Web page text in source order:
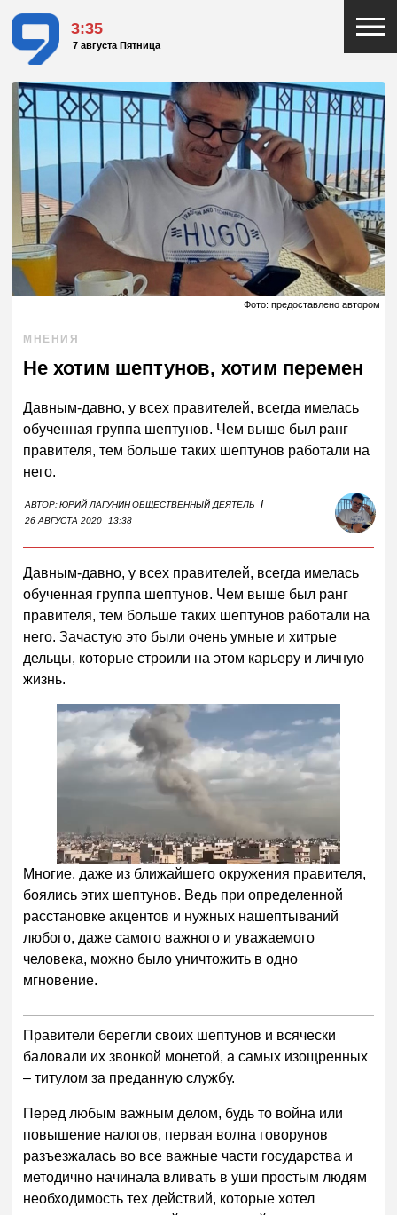
3:35
7 августа Пятница
Фото: предоставлено автором
МНЕНИЯ
Не хотим шептунов, хотим перемен
Давным-давно, у всех правителей, всегда имелась
обученная группа шептунов. Чем выше был ранг
правителя, тем больше таких шептунов работали на
него.
АВТОР:ЮРИЙ ЛАГУНИНОБЩЕСТВЕННЫЙ ДЕЯТЕЛЬ I
26 АВГУСТА 2020 13:38
Давным-давно, у всех правителей, всегда имелась
обученная группа шептунов. Чем выше был ранг
правителя, тем больше таких шептунов работали на
него. Зачастую это были очень умные и хитрые
дельцы, которые строили на этом карьеру и личную
жизнь.
Многие, даже из ближайшего окружения правителя,
боялись этих шептунов. Ведь при определенной
расстановке акцентов и нужных нашептываний
любого, даже самого важного и уважаемого
человека, можно было уничтожить в одно
мгновение.
Правители берегли своих шептунов и всячески
баловали их звонкой монетой, а самых изощренных
– титулом за преданную службу.
Перед любым важным делом, будь то война или
повышение налогов, первая волна говорунов
разъезжалась во все важные части государства и
методично начинала вливать в уши простым людям
необходимость тех действий, которые хотел